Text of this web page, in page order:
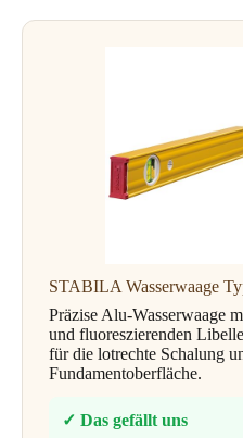
STABILA Wasserwaage
Präzise Alu-Wasserwaage
und fluoreszierenden
für die lotrechte Schalung
Fundamentoberfläche.
✓ Das gefällt uns